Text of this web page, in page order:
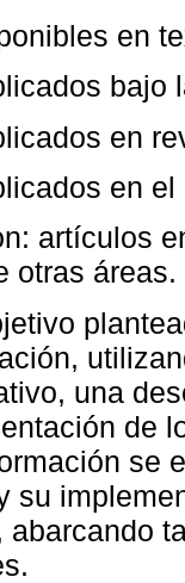
en
bajo
en
en
artículos
otras áreas.
una
de
se
su
abarcando